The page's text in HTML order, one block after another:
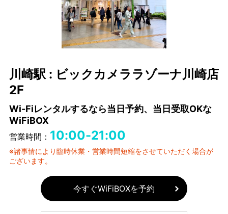
川崎駅 : ビックカメララゾーナ川崎店
2F
Wi-Fiレンタルするなら当日予約、当日受取OKな
WiFiBOX
営業時間： 10:00-21:00
※諸事情により臨時休業・営業時間短縮をさせていただく場合が
ございます。
今すぐWiFiBOXを予約